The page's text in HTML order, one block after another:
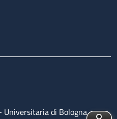
Universitaria di Bologna